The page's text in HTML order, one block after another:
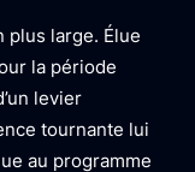
plus large. Élue
la période
levier
tournante lui
au programme